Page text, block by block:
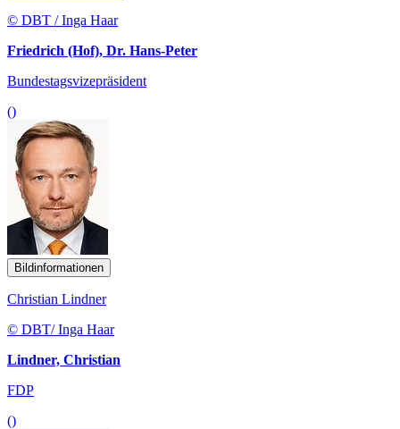
© DBT / Inga Haar
Friedrich (Hof), Dr. Hans-Peter
Bundestagsvizepräsident
()
Bildinformationen
Christian Lindner
© DBT/ Inga Haar
Lindner, Christian
FDP
()